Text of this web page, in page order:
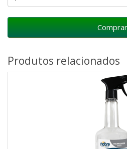
Comprar
Produtos relacionados